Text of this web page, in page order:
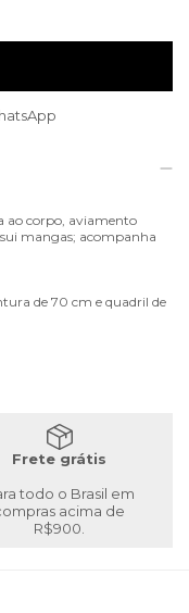
ao corpo, aviamento
mangas; acompanha
de 70 cm e quadril de
Frete grátis
todo o Brasil em
acima de
R$900.